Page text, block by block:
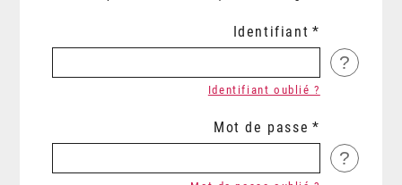
Identifiant
?
Identifiant oublié ?
Mot de passe
?